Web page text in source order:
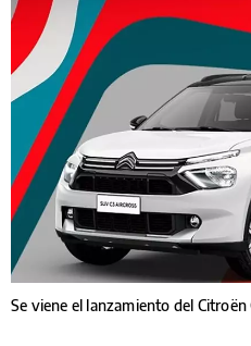
Se viene el lanzamiento del Citroën